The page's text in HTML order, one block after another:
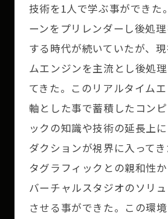
技術を1人で学ぶ事ができた
ーンをプリレンダーし後処
する時代が続いていたが、
ムエンジンを主流とし後処
てきた。このリアルタイム
軸とした事で蓄積したコン
ックの知識や技術の延長上
ダクションが視界に入って
タグラフィックとの親和性
バーチャルスタジオのソリ
させる事ができた。この環